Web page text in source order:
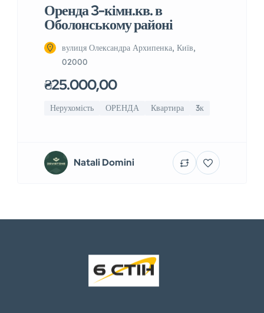
Оренда 3-кімн.кв. в
Оболонському районі
вулиця Олександра Архипенка, Київ,
02000
₴25.000,00
Нерухомість ОРЕНДА Квартира 3к
Natali Domini